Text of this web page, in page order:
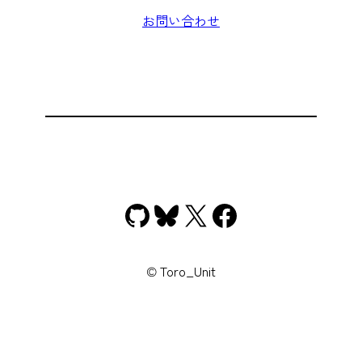
お問い合わせ
GitHub
Bluesky
X Facebook
© Toro_Unit